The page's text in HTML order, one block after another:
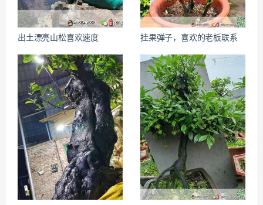
出土漂亮山松喜欢速度 挂果弹子，喜欢的老板联系